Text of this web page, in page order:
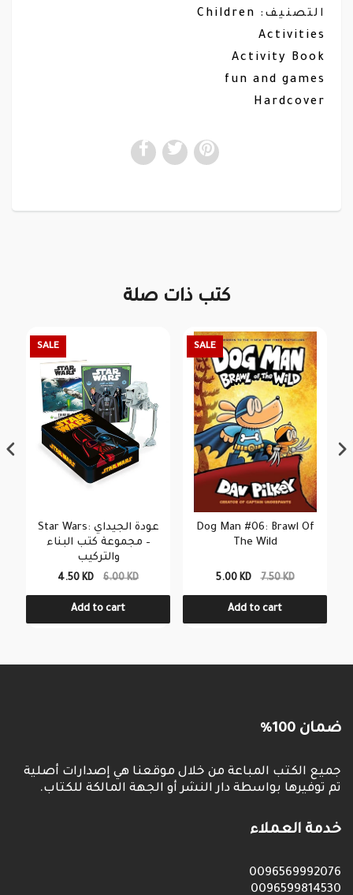
التصنيف: Children
Activities
Activity Book
fun and games
Hardcover
كتب ذات صلة
SALE
Star Wars: عودة الجيداي
– مجموعة كتب البناء
والتركيب
4.50 KD 6.00 KD
Add to cart
SALE
Dog Man #06: Brawl Of
The Wild
5.00 KD 7.50 KD
Add to cart
ضمان 100%
جميع الكتب المباعة من خلال موقعنا هي إصدارات أصلية
تم توفيرها بواسطة دار النشر أو الجهة المالكة للكتاب.
خدمة العملاء
0096569992076
0096599814530